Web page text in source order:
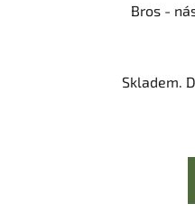
Bros -
Skladem.